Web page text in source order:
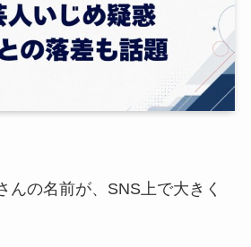
んの名前が、SNS上で大きく